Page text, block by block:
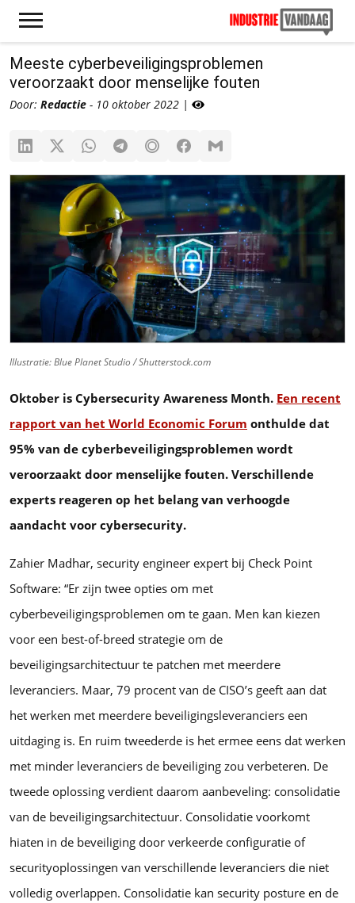
Meeste cyberbeveiligingsproblemen
veroorzaakt door menselijke fouten
Door: Redactie - 10 oktober 2022 |
Illustratie: Blue Planet Studio / Shutterstock.com
Oktober is Cybersecurity Awareness Month. Een recent
rapport van het World Economic Forum onthulde dat
95% van de cyberbeveiligingsproblemen wordt
veroorzaakt door menselijke fouten. Verschillende
experts reageren op het belang van verhoogde
aandacht voor cybersecurity.
Zahier Madhar, security engineer expert bij Check Point
Software: “Er zijn twee opties om met
cyberbeveiligingsproblemen om te gaan. Men kan kiezen
voor een best-of-breed strategie om de
beveiligingsarchitectuur te patchen met meerdere
leveranciers. Maar, 79 procent van de CISO’s geeft aan dat
het werken met meerdere beveiligingsleveranciers een
uitdaging is. En ruim tweederde is het ermee eens dat werken
met minder leveranciers de beveiliging zou verbeteren. De
tweede oplossing verdient daarom aanbeveling: consolidatie
van de beveiligingsarchitectuur. Consolidatie voorkomt
hiaten in de beveiliging door verkeerde configuratie of
securityoplossingen van verschillende leveranciers die niet
volledig overlappen. Consolidatie kan security posture en de